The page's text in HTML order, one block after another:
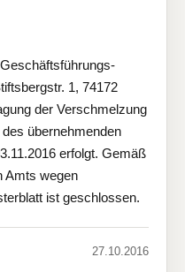
1, 74172
der Verschmelzung
übernehmenden
erfolgt. Gemäß
Amts wegen
ist geschlossen.
27.10.2016